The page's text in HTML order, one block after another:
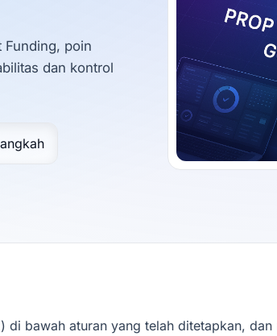
Funding, poin
dan kontrol
bawah aturan yang telah ditetapkan,